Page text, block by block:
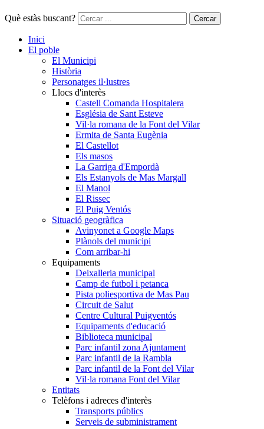
Què estàs buscant? Cercar
Inici
El poble
El Municipi
Història
Personatges il·lustres
Llocs d'interès
Castell Comanda Hospitalera
Església de Sant Esteve
Vil·la romana de la Font del Vilar
Ermita de Santa Eugènia
El Castellot
Els masos
La Garriga d'Empordà
Els Estanyols de Mas Margall
El Manol
El Rissec
El Puig Ventós
Situació geogràfica
Avinyonet a Google Maps
Plànols del municipi
Com arribar-hi
Equipaments
Deixalleria municipal
Camp de futbol i petanca
Pista poliesportiva de Mas Pau
Circuit de Salut
Centre Cultural Puigventós
Equipaments d'educació
Biblioteca municipal
Parc infantil zona Ajuntament
Parc infantil de la Rambla
Parc infantil de la Font del Vilar
Vil·la romana Font del Vilar
Entitats
Telèfons i adreces d'interès
Transports públics
Serveis de subministrament